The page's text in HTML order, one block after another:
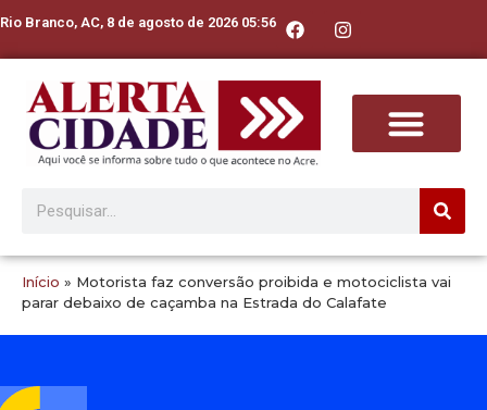
Rio Branco, AC, 8 de agosto de 2026 05:56
Início » Motorista faz conversão proibida e motociclista vai
parar debaixo de caçamba na Estrada do Calafate